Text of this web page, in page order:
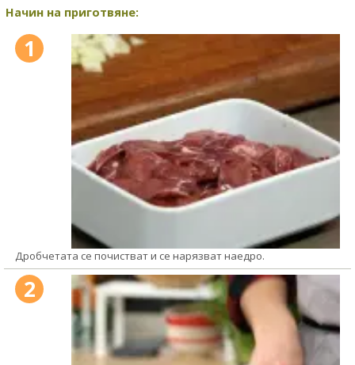
Начин на приготвяне:
1
Дробчетата се почистват и се нарязват наедро.
2